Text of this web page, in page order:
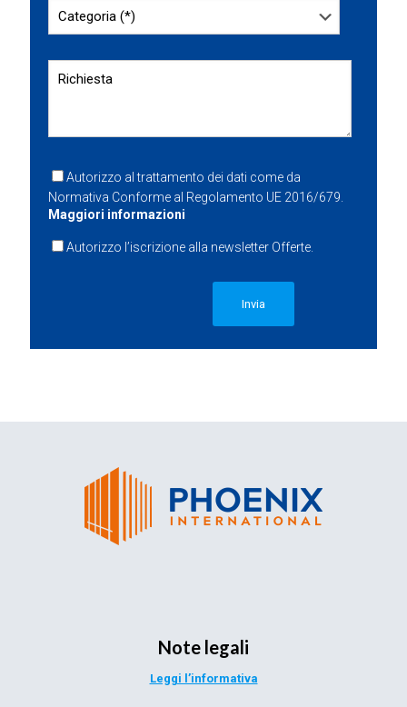
Autorizzo al trattamento dei dati come da
Normativa Conforme al Regolamento UE 2016/679.
Maggiori informazioni
Autorizzo l’iscrizione alla newsletter Offerte.
Note legali
Leggi l’informativa